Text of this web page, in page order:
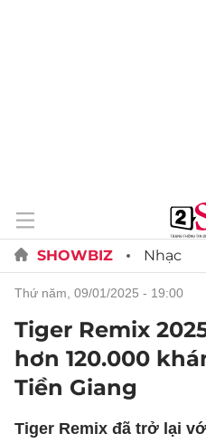
SHOWBIZ Nhạc
thứ năm, 09/01/2025 - 19:00
Tiger Remix
hơn 120.000
Tiền Giang
Tiger Remix đã trở lại